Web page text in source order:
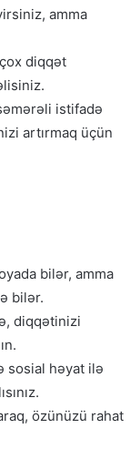
amma
diqqət
istifadə
artırmaq üçün
bilər, amma
bilər.
diqqətinizi
sosial həyat ilə
özünüzü rahat